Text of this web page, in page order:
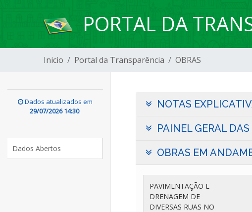
PORTAL DA
Inicio Portal da Transparência OBRAS
Dados atualizados em
29/07/2026 14:30.
Dados Abertos
NOTAS
PAINEL GERAL
OBRAS EM
PAVIMENTAÇÃO E
DRENAGEM DE
DIVERSAS RUAS NO